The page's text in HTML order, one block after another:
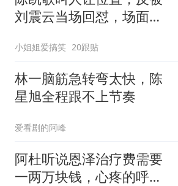
刘震云当场回怼，场面尬
小姐姐爱搞笑 20跟贴
林一脑筋急转弯太快，陈
星旭全程跟不上节奏
爱看剧的阿峰
阿杜听说恩泽治疗费需要
一两万块钱，心疼的呼吸